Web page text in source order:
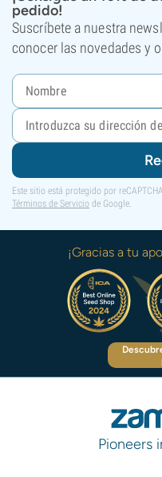
pedido!
Suscríbete a nuestra
conocer las novedades y
Este sitio está protegido por
Términos de Servicio de Google.
¡Gracias a tu
Pioneers